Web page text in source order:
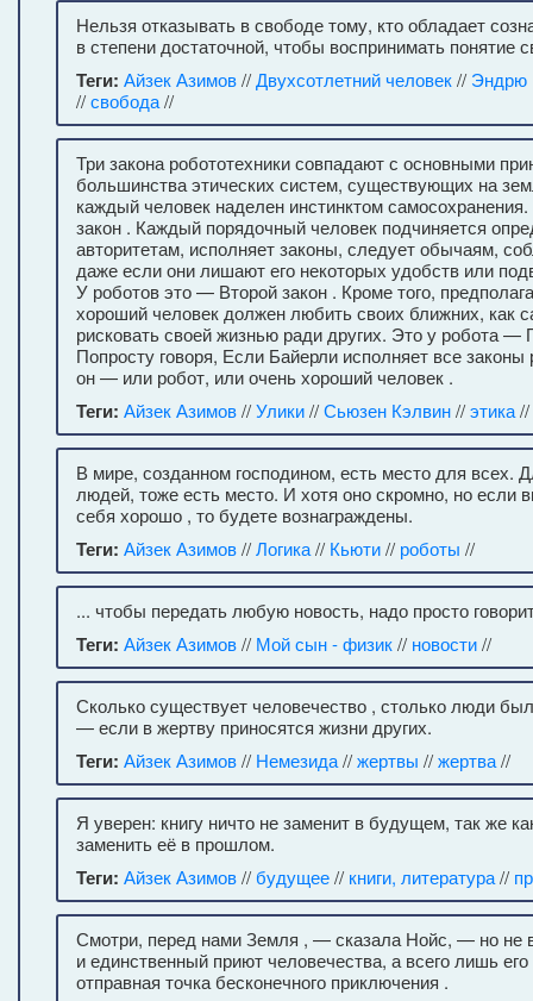
Нельзя отказывать в свободе тому, кто обладает
в степени достаточной, чтобы воспринимать понятие
Теги: Айзек Азимов//Двухсотлетний человек// Эндрю
//свобода//
Три закона робототехники совпадают с основными
большинства этических систем, существующих на
каждый человек наделен инстинктом
закон . Каждый порядочный человек подчиняется
авторитетам, исполняет законы, следует обычаям,
даже если они лишают его некоторых удобств или
У роботов это — Второй закон . Кроме того,
хороший человек должен любить своих ближних, как
рисковать своей жизнью ради других. Это у робота —
Попросту говоря, Если Байерли исполняет все законы
он — или робот, или очень хороший человек .
Теги: Айзек Азимов//Улики//Сьюзен Кэлвин//этика//
В мире, созданном господином, есть место для всех.
людей, тоже есть место. И хотя оно скромно, но если
себя хорошо , то будете вознаграждены.
Теги: Айзек Азимов//Логика// Кьюти// роботы //
... чтобы передать любую новость, надо просто
Теги: Айзек Азимов// Мой сын - физик// новости//
Сколько существует человечество , столько люди
— если в жертву приносятся жизни других.
Теги: Айзек Азимов// Немезида//жертвы //жертва//
Я уверен: книгу ничто не заменит в будущем, так же
заменить её в прошлом.
Теги: Айзек Азимов//будущее// книги, литература//
Смотри, перед нами Земля , — сказала Нойс, — но не
и единственный приют человечества, а всего лишь
отправная точка бесконечного приключения .